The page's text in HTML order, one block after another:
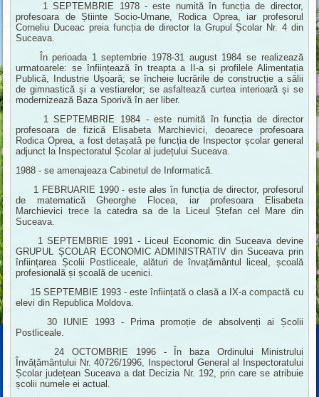
1 SEPTEMBRIE 1978 - este numită în funcția de director,
profesoara de Știinte Socio-Umane, Rodica Oprea, iar profesorul
Corneliu Duceac preia funcția de director la Grupul Școlar Nr. 4 din
Suceava.
În perioada 1 septembrie 1978-31 august 1984 se realizează
urmatoarele: se înființează în treapta a II-a și profilele Alimentația
Publică, Industrie Ușoară; se încheie lucrările de construcție a sălii
de gimnastică și a vestiarelor; se asfaltează curtea interioară și se
modernizează Baza Sporivă în aer liber.
1 SEPTEMBRIE 1984 - este numită în funcția de director
profesoara de fizică Elisabeta Marchievici, deoarece profesoara
Rodica Oprea, a fost detașată pe funcția de Inspector școlar general
adjunct la Inspectoratul Școlar al județului Suceava.
1988 - se amenajeaza Cabinetul de Informatică.
1 FEBRUARIE 1990 - este ales în funcția de director, profesorul
de matematică Gheorghe Flocea, iar profesoara Elisabeta
Marchievici trece la catedra sa de la Liceul Ștefan cel Mare din
Suceava.
1 SEPTEMBRIE 1991 - Liceul Economic din Suceava devine
GRUPUL ȘCOLAR ECONOMIC ADMINISTRATIV din Suceava prin
înființarea Școlii Postliceale, alături de învațământul liceal, școală
profesională și școală de ucenici.
15 SEPTEMBIE 1993 - este înființată o clasă a IX-a compactă cu
elevi din Republica Moldova.
30 IUNIE 1993 - Prima promoție de absolvenți ai Școlii
Postliceale.
24 OCTOMBRIE 1996 - În baza Ordinului Ministrului
Învățământului Nr. 40726/1996, Inspectorul General al Inspectoratului
Școlar județean Suceava a dat Decizia Nr. 192, prin care se atribuie
școlii numele ei actual.